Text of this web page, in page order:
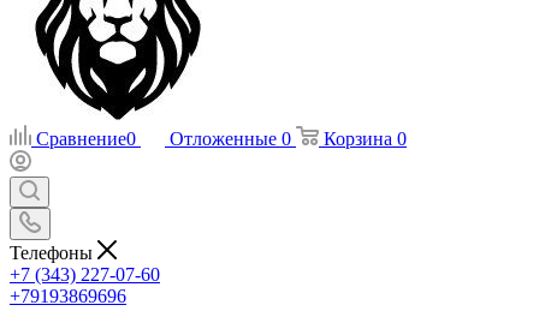
Сравнение0 Отложенные 0 Корзина 0
Телефоны
+7 (343) 227-07-60
+79193869696